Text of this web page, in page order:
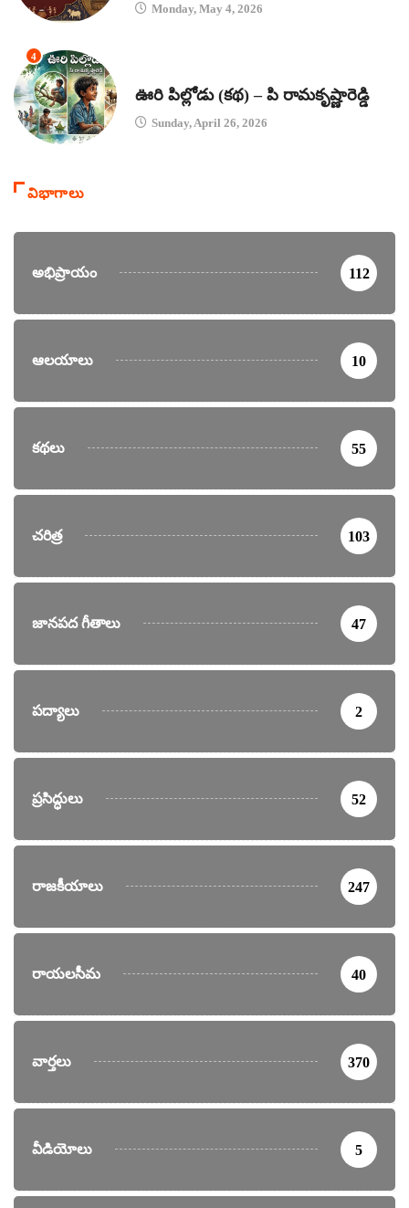
Monday, May 4, 2026
4
ఊరి పిల్లోడు (కథ) – పి రామకృష్ణారెడ్డి
Sunday, April 26, 2026
విభాగాలు
అభిప్రాయం 112
ఆలయాలు 10
కథలు 55
చరిత్ర 103
జానపద గీతాలు 47
పద్యాలు 2
ప్రసిద్ధులు 52
రాజకీయాలు 247
రాయలసీమ 40
వార్తలు 370
వీడియోలు 5